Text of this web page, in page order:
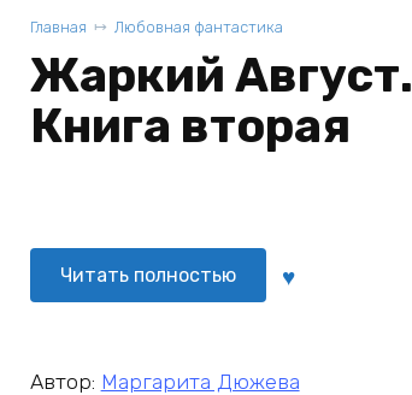
Главная Любовная фантастика
Жаркий Август.
Книга вторая
Читать полностью
Автор: Маргарита Дюжева